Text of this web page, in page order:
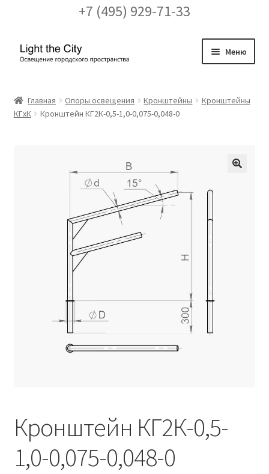
+7 (495) 929-71-33
Перейти
Перейти
Меню
FAQ про кронштейны
Доставка и оплата
Заказ проекта освещения
кронштейнов «Opora Engineering»
Отправить заявку
Главная Опоры освещения Кронштейны
Кронштейны
КГxК
Кронштейн КГ2К-0,5-1,0-0,075-0,048-0
Кронштейн КГ2К-0,5-
1,0-0,075-0,048-0